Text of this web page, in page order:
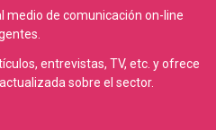
medio de comunicación on-line
entrevistas, TV, etc. y ofrece
sobre el sector.